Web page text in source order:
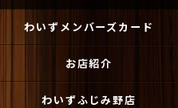
わいずメンバーズカード
お店紹介
わいずふじみ野店